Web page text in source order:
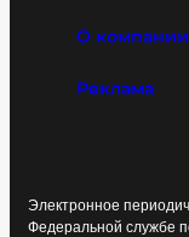
О компании
Реклама
Электронное
Федеральной службе